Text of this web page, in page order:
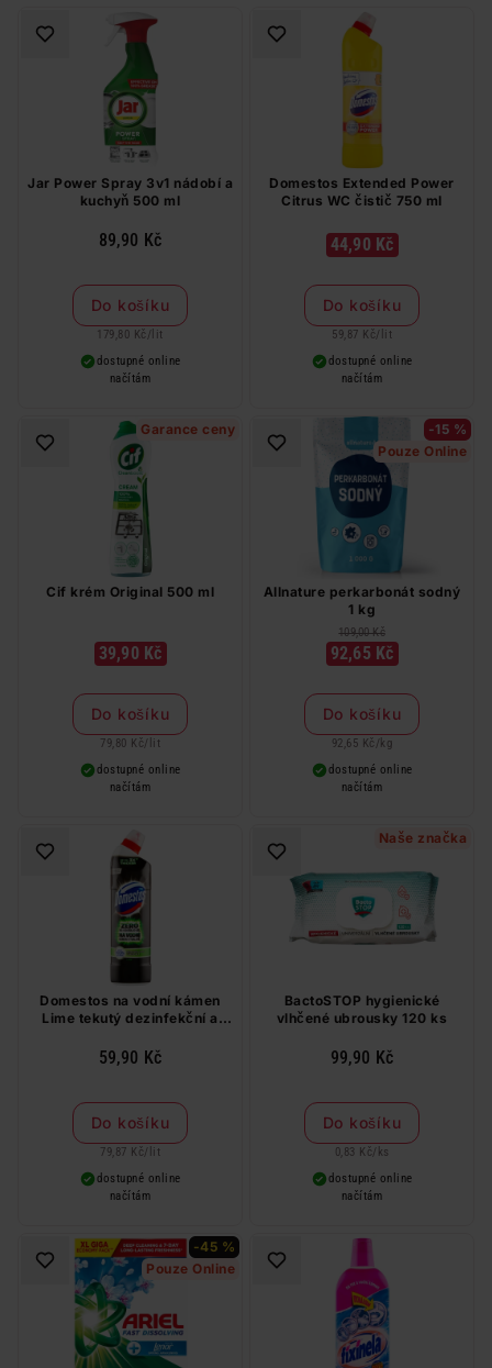
Jar Power Spray 3v1 nádobí a
kuchyň 500 ml
89,90 Kč
Do košíku
179,80 Kč / lit
dostupné online
načítám
Domestos Extended Power
Citrus WC čistič 750 ml
44,90 Kč
Do košíku
59,87 Kč/ lit
dostupné online
načítám
Garance ceny
Cif krém Original 500 ml
39,90 Kč
Do košíku
79,80 Kč/ lit
dostupné online
načítám
-15 %
Pouze Online
Allnature perkarbonát sodný
1 kg
109,00 Kč
92,65 Kč
Do košíku
92,65 Kč / kg
dostupné online
načítám
Domestos na vodní kámen
Lime tekutý dezinfekční a
59,90 Kč
Do košíku
79,87 Kč/ lit
dostupné online
načítám
Naše značka
BactoSTOP hygienické
vlhčené ubrousky 120 ks
99,90 Kč
Do košíku
0,83 Kč/ ks
dostupné online
načítám
-45 %
Pouze Online